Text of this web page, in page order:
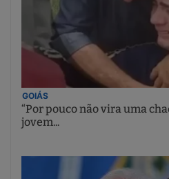
GOIÁS
“Por pouco não vira uma
jovem...